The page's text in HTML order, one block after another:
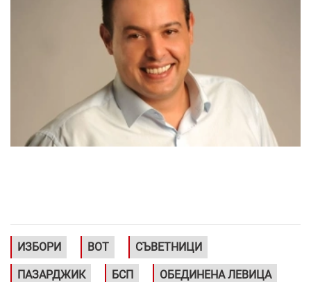
ИЗБОРИ ВОТ СЪВЕТНИЦИ
ПАЗАРДЖИК БСП ОБЕДИНЕНА ЛЕВИЦА